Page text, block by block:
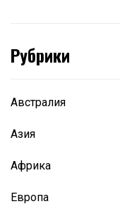
Рубрики
Австралия
Азия
Африка
Европа